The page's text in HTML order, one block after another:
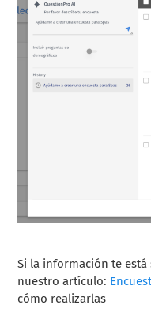
Si la información te
nuestro artículo:
cómo realizarlas